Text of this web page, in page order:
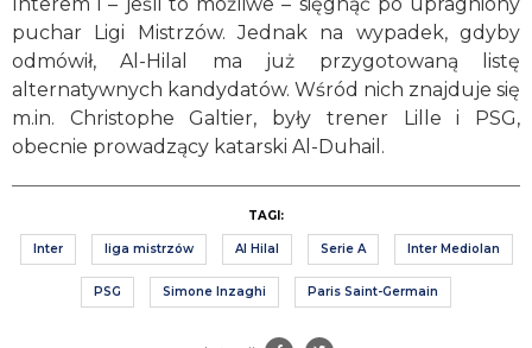
puchar Ligi Mistrzów. Jednak na wypadek, gdyby
odmówił, Al-Hilal ma już przygotowaną listę
alternatywnych kandydatów. Wśród nich znajduje się
m.in. Christophe Galtier, były trener Lille i PSG,
obecnie prowadzący katarski Al-Duhail.
TAGI:
Inter liga mistrzów Al Hilal Serie A Inter Mediolan
PSG Simone Inzaghi Paris Saint-Germain